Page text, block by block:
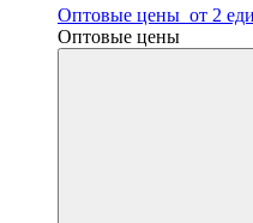
Оптовые цены от 2
Оптовые цены